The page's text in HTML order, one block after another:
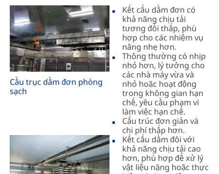
Cầu trục dầm đơn phòng
sạch
Kết cấu dầm đơn có
khả năng chịu tải
tương đối thấp, phù
hợp cho các nhiệm vụ
nâng nhẹ hơn.
Thông thường có nhịp
nhỏ hơn, lý tưởng cho
các nhà máy vừa và
nhỏ hoặc hoạt động
trong không gian hạn
chế, yêu cầu phạm vi
làm việc hạn chế.
Cấu trúc đơn giản và
chi phí thấp hơn.
Kết cấu dầm đôi với
khả năng chịu tải cao
hơn, phù hợp để xử lý
vật liệu nặng hoặc thực